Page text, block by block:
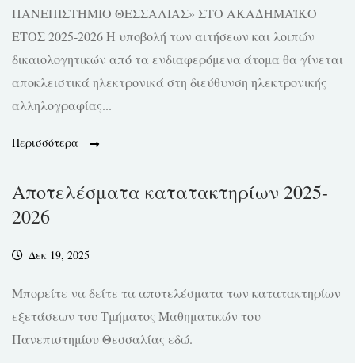
ΠΑΝΕΠΙΣΤΗΜΙΟ ΘΕΣΣΑΛΙΑΣ» ΣΤΟ ΑΚΑΔΗΜΑΪΚΟ
ΕΤΟΣ 2025-2026 Η υποβολή των αιτήσεων και λοιπών
δικαιολογητικών από τα ενδιαφερόμενα άτομα θα γίνεται
αποκλειστικά ηλεκτρονικά στη διεύθυνση ηλεκτρονικής
αλληλογραφίας...
Περισσότερα
Αποτελέσματα κατατακτηρίων 2025-
2026
Δεκ 19, 2025
Μπορείτε να δείτε τα αποτελέσματα των κατατακτηρίων
εξετάσεων του Τμήματος Μαθηματικών του
Πανεπιστημίου Θεσσαλίας εδώ.